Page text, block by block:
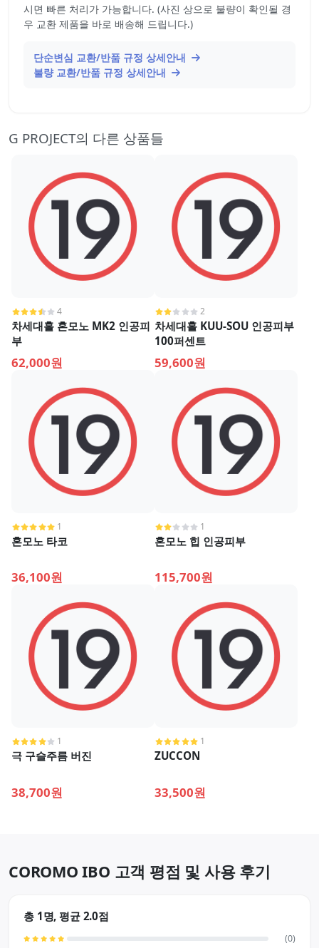
시면 빠른 처리가 가능합니다. (사진 상으로 불량이 확인될 경
우 교환 제품을 바로 배송해 드립니다.)
단순변심 교환/반품 규정 상세안내
불량 교환/반품 규정 상세안내
G PROJECT의 다른 상품들
4
차세대홀 혼모노 MK2 인공피
부
62,000원
2
차세대홀 KUU-SOU 인공피부
100퍼센트
59,600원
1
혼모노 타코
36,100원
1
혼모노 힙 인공피부
115,700원
1
극 구슬주름 버진
38,700원
1
ZUCCON
33,500원
COROMO IBO 고객 평점 및 사용 후기
총 1명, 평균 2.0점
(0)